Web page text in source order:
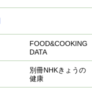
FOOD&COOKING
DATA
別冊NHKきょうの
健康